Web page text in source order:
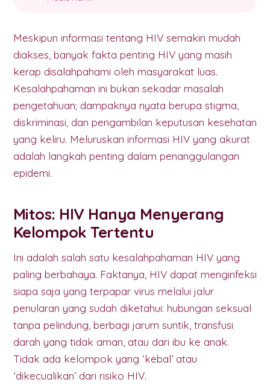
Meskipun informasi tentang HIV semakin mudah
diakses, banyak fakta penting HIV yang masih
kerap disalahpahami oleh masyarakat luas.
Kesalahpahaman ini bukan sekadar masalah
pengetahuan; dampaknya nyata berupa stigma,
diskriminasi, dan pengambilan keputusan kesehatan
yang keliru. Meluruskan informasi HIV yang akurat
adalah langkah penting dalam penanggulangan
epidemi.
Mitos: HIV Hanya Menyerang
Kelompok Tertentu
Ini adalah salah satu kesalahpahaman HIV yang
paling berbahaya. Faktanya, HIV dapat menginfeksi
siapa saja yang terpapar virus melalui jalur
penularan yang sudah diketahui: hubungan seksual
tanpa pelindung, berbagi jarum suntik, transfusi
darah yang tidak aman, atau dari ibu ke anak.
Tidak ada kelompok yang ‘kebal’ atau
‘dikecualikan’ dari risiko HIV.